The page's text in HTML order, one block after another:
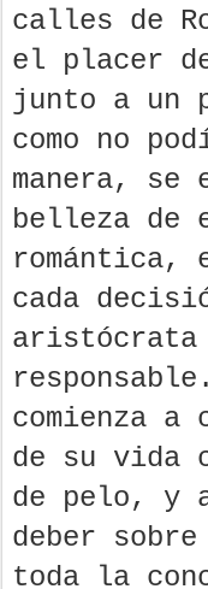
calles de
el placer
junto a un
como no
manera, se
belleza de
romántica,
cada
aristócrata
comienza a
de su vida
de pelo, y
deber
toda la